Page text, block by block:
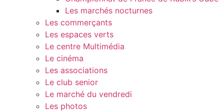
Les marchés nocturnes
Les commerçants
Les espaces verts
Le centre Multimédia
Le cinéma
Les associations
Le club senior
Le marché du vendredi
Les photos